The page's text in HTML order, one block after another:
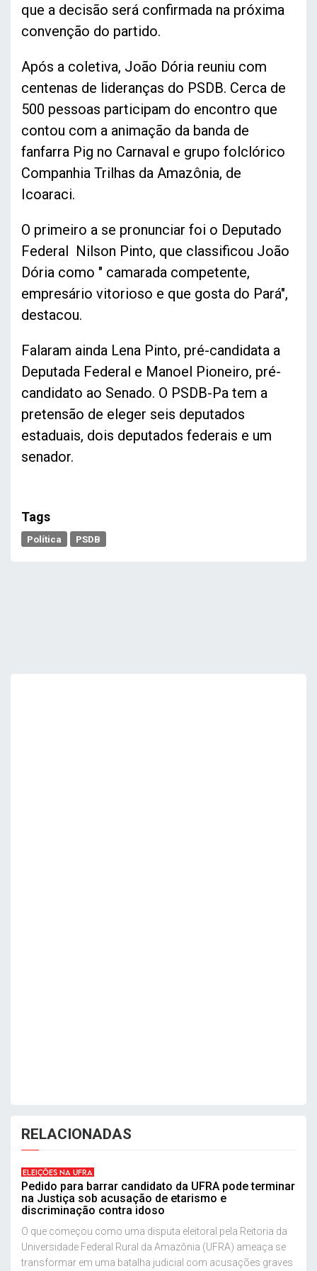
que a decisão será confirmada na próxima
convenção do partido.
Após a coletiva, João Dória reuniu com
centenas de lideranças do PSDB. Cerca de
500 pessoas participam do encontro que
contou com a animação da banda de
fanfarra Pig no Carnaval e grupo folclórico
Companhia Trilhas da Amazônia, de
Icoaraci.
O primeiro a se pronunciar foi o Deputado
Federal Nilson Pinto, que classificou João
Dória como " camarada competente,
empresário vitorioso e que gosta do Pará",
destacou.
Falaram ainda Lena Pinto, pré-candidata a
Deputada Federal e Manoel Pioneiro, pré-
candidato ao Senado. O PSDB-Pa tem a
pretensão de eleger seis deputados
estaduais, dois deputados federais e um
senador.
Tags
Política PSDB
RELACIONADAS
ELEIÇÕES NA UFRA
Pedido para barrar candidato da UFRA pode terminar
na Justiça sob acusação de etarismo e
discriminação contra idoso
O que começou como uma disputa eleitoral pela Reitoria da
Universidade Federal Rural da Amazônia (UFRA) ameaça se
transformar em uma batalha judicial com acusações graves